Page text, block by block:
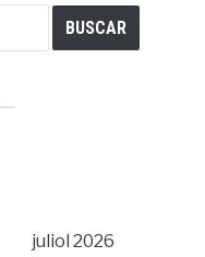
juliol 2026